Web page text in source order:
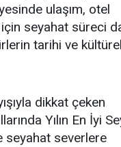
ulaşım, otel
seyahat süreci
tarihi ve kültürel
dikkat çeken
Yılın En İyi
seyahat severlere